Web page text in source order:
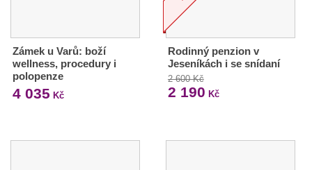
Zámek u Varů: boží
wellness, procedury i
polopenze
4 035 Kč
Rodinný penzion v
Jeseníkách i se snídaní
2 600 Kč
2 190 Kč